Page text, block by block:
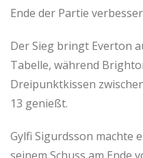
Ende der Partie
Der Sieg bringt Everton
Tabelle, während
Dreipunktkissen
13 genießt.
Gylfi Sigurdsson machte